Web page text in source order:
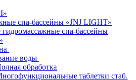
спа-бассейны «JNJ LIGHT»
спа-бассейны
воды
обработка
таблетки стаб.